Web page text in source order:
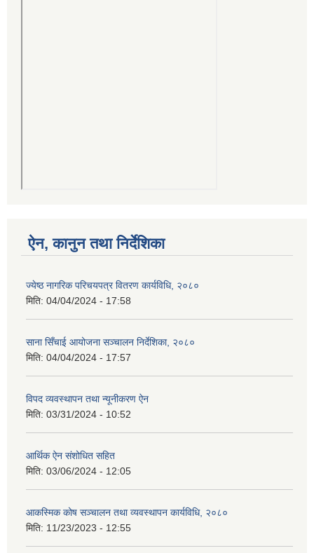
ऐन, कानुन तथा निर्देशिका
ज्येष्ठ नागरिक परिचयपत्र वितरण कार्यविधि, २०८०
मिति: 04/04/2024 - 17:58
साना सिँचाई आयोजना सञ्चालन निर्देशिका, २०८०
मिति: 04/04/2024 - 17:57
विपद व्यवस्थापन तथा न्यूनीकरण ऐन
मिति: 03/31/2024 - 10:52
आर्थिक ऐन संशोधित सहित
मिति: 03/06/2024 - 12:05
आकस्मिक कोष सञ्चालन तथा व्यवस्थापन कार्यविधि, २०८०
मिति: 11/23/2023 - 12:55